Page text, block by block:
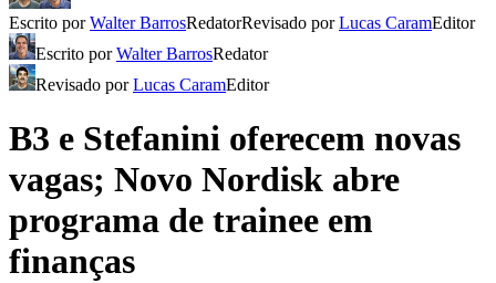
Escrito porWalter BarrosRedatorRevisado porLucas CaramEditor
Escrito porWalter BarrosRedator
Revisado porLucas CaramEditor
B3 e Stefanini oferecem novas
vagas; Novo Nordisk abre
programa de trainee em
finanças